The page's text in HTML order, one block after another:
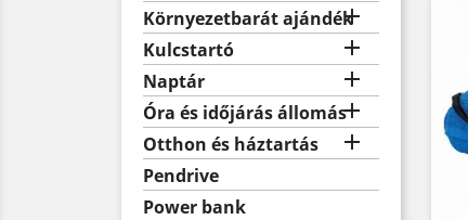
Környezetbarát ajándék

Kulcstartó 
Naptár 
Óra és időjárás állomás
Otthon és háztartás 
Pendrive
Power bank